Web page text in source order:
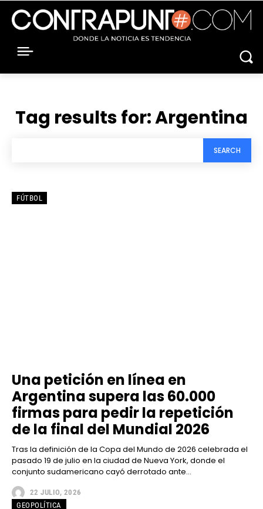
Tag results for:Argentina
SEARCH
FÚTBOL
Una petición en línea en
Argentina supera las 60.000
firmas para pedir la repetición
de la final del Mundial 2026
Tras la definición de la Copa del Mundo de 2026 celebrada el
pasado 19 de julio en la ciudad de Nueva York, donde el
conjunto sudamericano cayó derrotado ante...
22 JULIO, 2026
GEOPOLÍTICA